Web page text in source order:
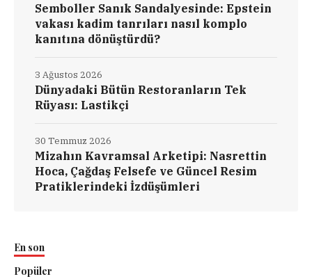
Semboller Sanık Sandalyesinde: Epstein
vakası kadim tanrıları nasıl komplo
kanıtına dönüştürdü?
Dünyadaki Bütün Restoranların Tek
Rüyası: Lastikçi
3 Ağustos 2026
Mizahın Kavramsal Arketipi: Nasrettin
Hoca, Çağdaş Felsefe ve Güncel Resim
Pratiklerindeki İzdüşümleri
30 Temmuz 2026
En son
Popüler